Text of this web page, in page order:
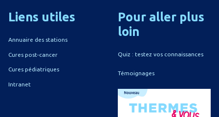
Liens utiles
Annuaire des stations
Cures post-cancer
Cures pédiatriques
Intranet
Pour aller plus
loin
Quiz : testez vos connaissances
Témoignages